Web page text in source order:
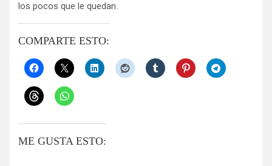
los pocos que le quedan.
COMPARTE ESTO:
ME GUSTA ESTO: